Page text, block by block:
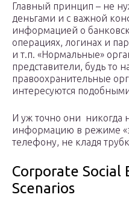
Главный принцип – не
деньгами и с важной
информацией о
операциях, логинах и
и т.п. «Нормальные»
представители, будь то
правоохранительные
интересуются
И уж точно они никогда
информацию в режиме
телефону, не кладя
Corporate Social
Scenarios